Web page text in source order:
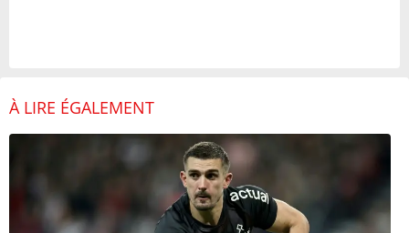
À LIRE ÉGALEMENT